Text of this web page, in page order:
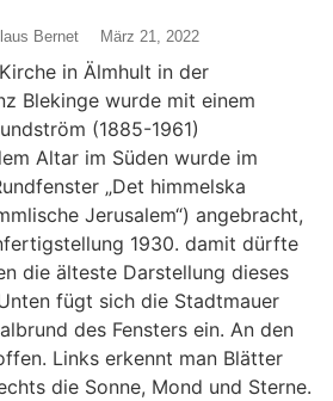
Bernet März 21, 2022
in Älmhult in der
Blekinge wurde mit einem
(1885-1961)
Altar im Süden wurde im
„Det himmelska
Jerusalem“) angebracht,
1930. damit dürfte
die älteste Darstellung dieses
fügt sich die Stadtmauer
des Fensters ein. An den
Links erkennt man Blätter
die Sonne, Mond und Sterne.